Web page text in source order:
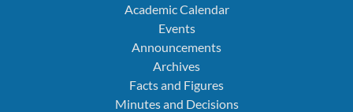
Academic Calendar
Events
Announcements
Archives
Facts and Figures
Minutes and Decisions